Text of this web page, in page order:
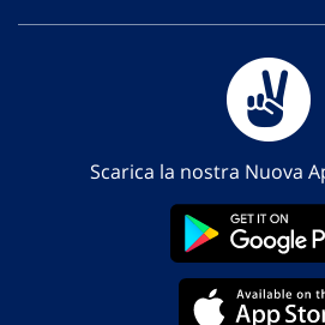
Scarica la nostra Nuova